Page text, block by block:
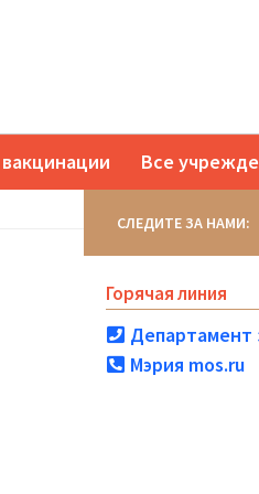
Все
СЛЕДИТЕ ЗА НАМИ:
Горячая линия
Департамент
Мэрия mos.ru